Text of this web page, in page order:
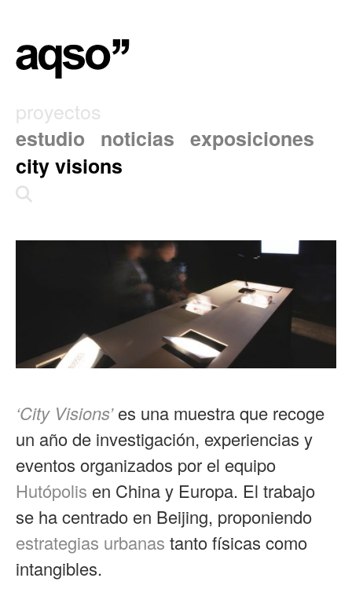
proyectos
estudio
noticias exposiciones
city visions
‘City Visions’ es una muestra que recoge
un año de investigación, experiencias y
eventos organizados por el equipo
Hutópolis en China y Europa. El trabajo
se ha centrado en Beijing, proponiendo
estrategias urbanas tanto físicas como
intangibles.